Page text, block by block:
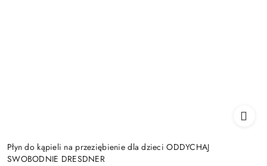
Płyn do kąpieli na przeziębienie dla dzieci ODDYCHAJ
SWOBODNIE DRESDNER